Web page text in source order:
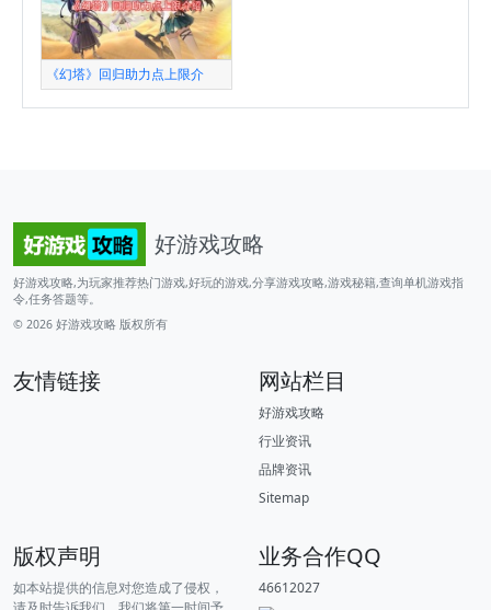
《幻塔》回归助力点上限介
好游戏攻略
好游戏攻略,为玩家推荐热门游戏,好玩的游戏,分享游戏攻略,游戏秘籍,查询单机游戏指
令,任务答题等。
© 2026 好游戏攻略 版权所有
友情链接 网站栏目
好游戏攻略
行业资讯
品牌资讯
Sitemap
版权声明
如本站提供的信息对您造成了侵权，
业务合作QQ
46612027